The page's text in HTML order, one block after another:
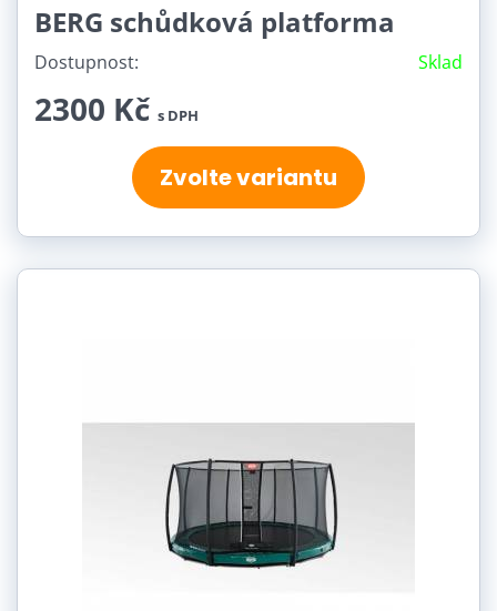
BERG schůdková platforma
Dostupnost: Sklad
2300 Kč s DPH
Zvolte variantu